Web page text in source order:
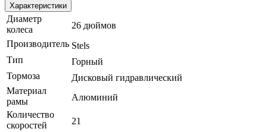
Характеристики
Диаметр
колеса
26 дюймов
Производитель Stels
Тип
Горный
Тормоза
Дисковый гидравлический
Материал
рамы
Алюминий
Количество
скоростей
21